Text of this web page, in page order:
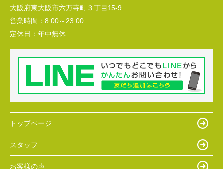
大阪府東大阪市六万寺町３丁目15-9
営業時間： 8:00～23:00
定休日： 年中無休
トップページ
スタッフ
お客様の声